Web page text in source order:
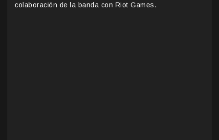
colaboración de la banda con Riot Games.